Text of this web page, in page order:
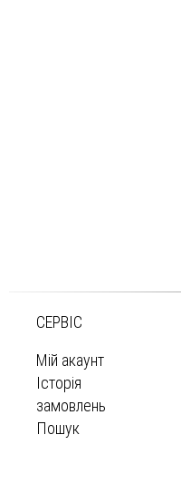
СЕРВІС
Мій акаунт
Історія
замовлень
Пошук